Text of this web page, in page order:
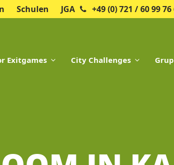
Schulen JGA +49 (0) 721 / 60 99 76
Exitgames City Challenges